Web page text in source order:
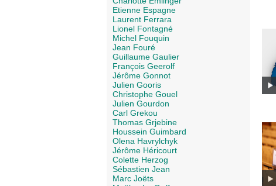
Etienne Espagne
Laurent Ferrara
Lionel Fontagné
Michel Fouquin
Jean Fouré
Guillaume Gaulier
François Geerolf
Jérôme Gonnot
Julien Gooris
Christophe Gouel
Julien Gourdon
Carl Grekou
Thomas Grjebine
Houssein Guimbard
Olena Havrylchyk
Jérôme Héricourt
Colette Herzog
Sébastien Jean
Marc Joëts